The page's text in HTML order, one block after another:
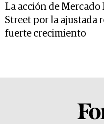
La acción de Mercado
Street por la ajustada
fuerte crecimiento